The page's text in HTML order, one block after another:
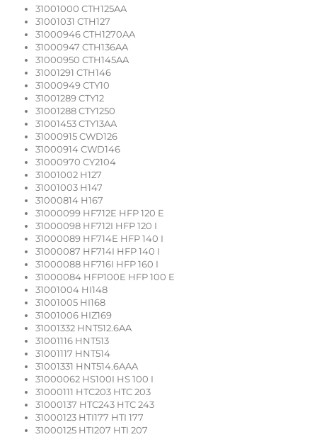
31001000 CTH125AA
31001031 CTH127
31000946 CTH1270AA
31000947 CTH136AA
31000950 CTH145AA
31001291 CTH146
31000949 CTY10
31001289 CTY12
31001288 CTY1250
31001453 CTY13AA
31000915 CWD126
31000914 CWD146
31000970 CY2104
31001002 H127
31001003 H147
31000814 H167
31000099 HF712E HFP 120 E
31000098 HF712I HFP 120 I
31000089 HF714E HFP 140 I
31000087 HF714I HFP 140 I
31000088 HF716I HFP 160 I
31000084 HFP100E HFP 100 E
31001004 HI148
31001005 HI168
31001006 HIZ169
31001332 HNT512.6AA
31001116 HNT513
31001117 HNT514
31001331 HNT514.6AAA
31000062 HS100I HS 100 I
31000111 HTC203 HTC 203
31000137 HTC243 HTC 243
31000123 HTI177 HTI 177
31000125 HTI207 HTI 207